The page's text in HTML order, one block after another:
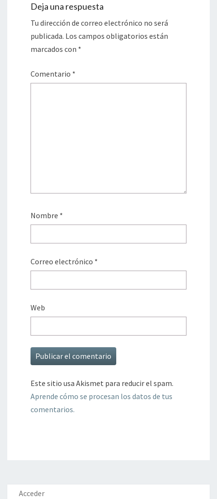
Deja una respuesta
Tu dirección de correo electrónico no será
publicada. Los campos obligatorios están
marcados con *
Comentario *
Nombre *
Correo electrónico *
Web
Este sitio usa Akismet para reducir el spam.
Aprende cómo se procesan los datos de tus
comentarios.
Acceder